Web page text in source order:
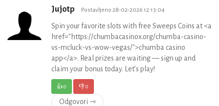
Jujotp Postavljeno 28-02-2026 12:13:04
Spin your favorite slots with free Sweeps Coins at <a
href="https://chumbacasinox.org/chumba-casino-
vs-mcluck-vs-wow-vegas/">chumba casino
app</a>. Real prizes are waiting — sign up and
claim your bonus today. Let’s play!
👍0 👎0
Odgovori ⇾